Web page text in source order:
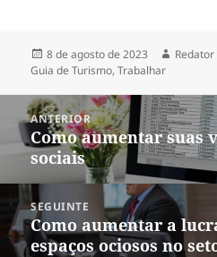
Publicado
em
8 de agosto de 2023 Autor
Redator
Guia de Turismo,Trabalhar
Navegação
Post
ANTERIOR
Post
anterior:
Como aumentar suas
sociais
SEGUINTE
Próximo
post:
Como aumentar a
espaços ociosos no